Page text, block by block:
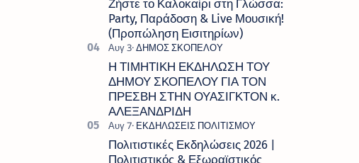
Ζήστε το Καλοκαίρι στη Γλώσσα:
Party, Παράδοση & Live Μουσική!
(Προπώληση Εισιτηρίων)
Η ΤΙΜΗΤΙΚΗ ΕΚΔΗΛΩΣΗ ΤΟΥ
ΔΗΜΟΥ ΣΚΟΠΕΛΟΥ ΓΙΑ ΤΟΝ
ΠΡΕΣΒΗ ΣΤΗΝ ΟΥΑΣΙΓΚΤΟΝ κ.
ΑΛΕΞΑΝΔΡΙΔΗ
Πολιτιστικές Εκδηλώσεις 2026 |
Πολιτιστικός & Εξωραϊστικός